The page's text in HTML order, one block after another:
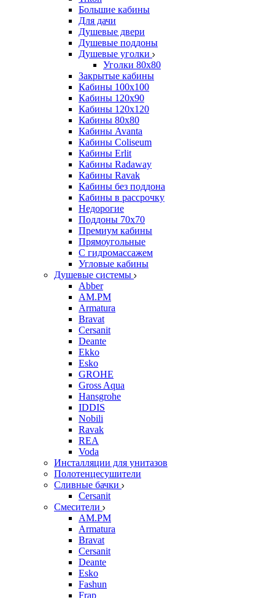
Большие кабины
Для дачи
Душевые двери
Душевые поддоны
Душевые уголки
Уголки 80х80
Закрытые кабины
Кабины 100x100
Кабины 120x90
Кабины 120х120
Кабины 80х80
Кабины Avanta
Кабины Coliseum
Кабины Erlit
Кабины Radaway
Кабины Ravak
Кабины без поддона
Кабины в рассрочку
Недорогие
Поддоны 70x70
Премиум кабины
Прямоугольные
С гидромассажем
Угловые кабины
Душевые системы
Abber
AM.PM
Armatura
Bravat
Cersanit
Deante
Ekko
Esko
GROHE
Gross Aqua
Hansgrohe
IDDIS
Nobili
Ravak
REA
Voda
Инсталляции для унитазов
Полотенцесушители
Сливные бачки
Cersanit
Смесители
AM.PM
Armatura
Bravat
Cersanit
Deante
Esko
Fashun
Frap